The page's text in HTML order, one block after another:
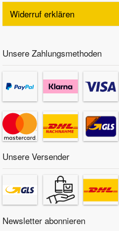
Widerruf erklären
Unsere Zahlungsmethoden
Unsere Versender
Newsletter abonnieren